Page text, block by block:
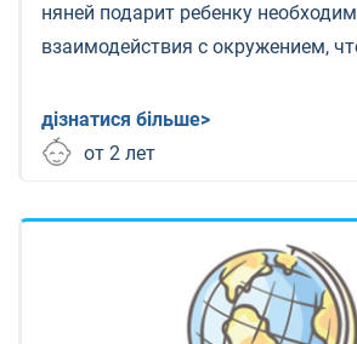
няней подарит ребенку
взаимодействия с окружением,
дізнатися більше>
от 2 лет